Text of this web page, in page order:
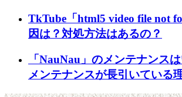
TkTube「html5 video file not
因は？対処方法はあるの？
「NauNau」のメンテナンス
メンテナンスが長引いている